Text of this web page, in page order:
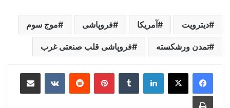
دیترویت آمریکا فروپاشی موج سوم
تمدن ورشکسته فروپاشی قلب صنعتی غرب
لینکدین ‫تامبلر ‫پین‌ترست‫رددیت ‫VKontakteاشتراک گذاری از طریق ایمیل
چاپ